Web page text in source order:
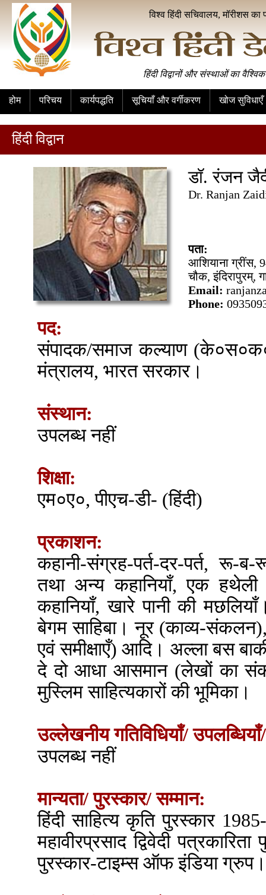
विश्व हिंदी सचिवालय, मॉरीशस का
हिंदी विद्वानों और संस्थाओं का
होम परिचय कार्यपद्धति सूचियाँ और वर्गीकरण खोज सुविधाएँ
हिंदी विद्वान
डॉ. रंजन
Dr. Ranjan
पता:
आशियाना ग्रींस,
चौक, इंदिरापुरम्,
Email:
Phone:
पद:
संपादक/समाज कल्याण (के०स०क०)
मंत्रालय, भारत सरकार।
संस्थान:
उपलब्ध नहीं
शिक्षा:
एम०ए०, पीएच-डी- (हिंदी)
प्रकाशन:
कहानी-संग्रह-पर्त-दर-पर्त, रू-
तथा अन्य कहानियाँ, एक
कहानियाँ, खारे पानी की
बेगम साहिबा। नूर (काव्य-
एवं समीक्षाएँ) आदि। अल्ला बस
दे दो आधा आसमान (लेखों का
मुस्लिम साहित्यकारों की भूमिका।
उल्लेखनीय गतिविधियाँ/ उपलब्धियाँ/
उपलब्ध नहीं
मान्यता/ पुरस्कार/ सम्मान:
हिंदी साहित्य कृति पुरस्कार 1985-
महावीरप्रसाद द्विवेदी
पुरस्कार-टाइम्स ऑफ इंडिया ग्रुप।